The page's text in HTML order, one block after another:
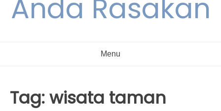
Anda Rasakan
Menu
Tag:wisata taman